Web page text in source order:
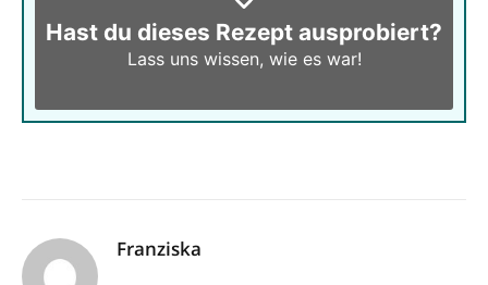
Hast du dieses Rezept ausprobiert?
Lass uns wissen, wie es war!
Franziska